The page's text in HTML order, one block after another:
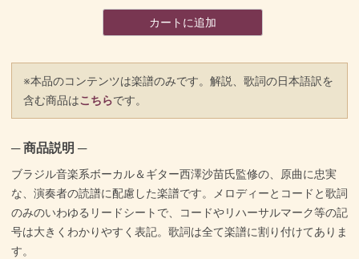
カートに追加
※本品のコンテンツは楽譜のみです。解説、歌詞の日本語訳を
含む商品はこちらです。
─ 商品説明 ─
ブラジル音楽系ボーカル＆ギター西澤沙苗氏監修の、原曲に忠実
な、演奏者の読譜に配慮した楽譜です。メロディーとコードと歌詞
のみのいわゆるリードシートで、コードやリハーサルマーク等の記
号は大きくわかりやすく表記。歌詞は全て楽譜に割り付けてありま
す。